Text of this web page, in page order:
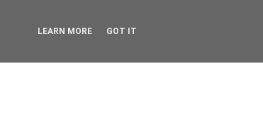
LEARN MORE GOT IT